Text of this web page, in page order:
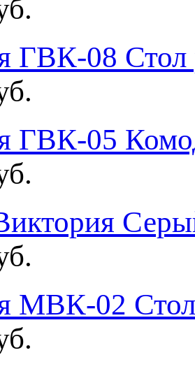
ГВК-08 Стол
ГВК-05
МВК-02